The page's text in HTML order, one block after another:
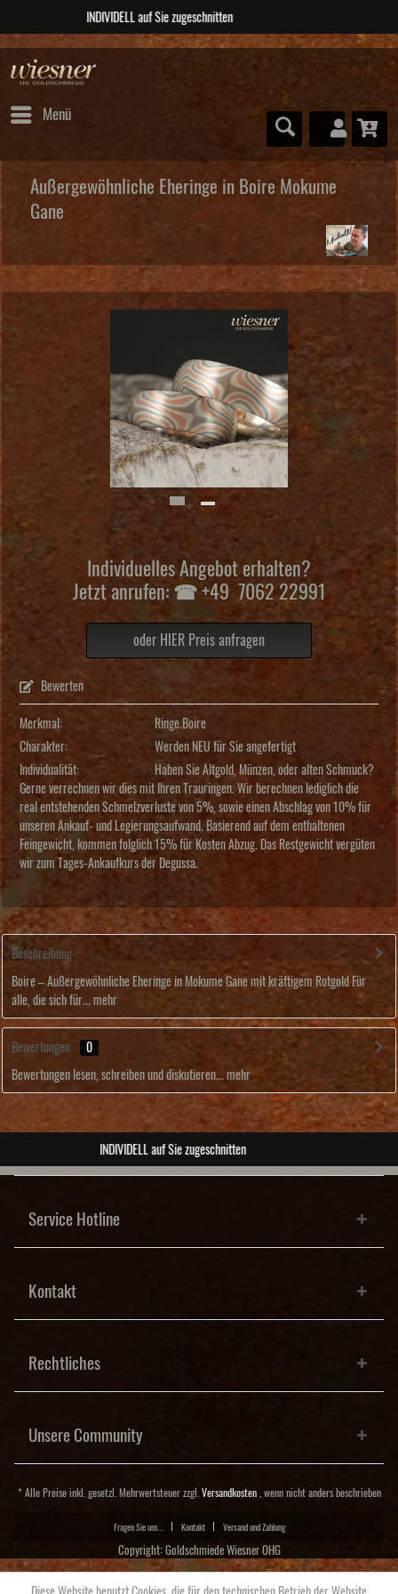
ABSOLUTE Unikate
Menü
Außergewöhnliche Eheringe in Boire Mokume
Gane
Individuelles Angebot erhalten?
Jetzt anrufen: ☎ +49 7062 22991
oder HIER Preis anfragen
Bewerten
Merkmal:
Ringe.Boire
Charakter:
Werden NEU für Sie angefertigt
Individualität:
Haben Sie Altgold, Münzen, oder alten Schmuck?
Gerne verrechnen wir dies mit Ihren Trauringen. Wir berechnen lediglich die
real entstehenden Schmelzverluste von 5%, sowie einen Abschlag von 10% für
unseren Ankauf- und Legierungsaufwand. Basierend auf dem enthaltenen
Feingewicht, kommen folglich 15% für Kosten Abzug. Das Restgewicht vergüten
wir zum Tages-Ankaufkurs der Degussa.
Beschreibung
Boire – Außergewöhnliche Eheringe in Mokume Gane mit kräftigem Rotgold Für
alle, die sich für... mehr
Bewertungen 0
Bewertungen lesen, schreiben und diskutieren... mehr
ABSOLUTE Unikate
Service Hotline
Kontakt
Rechtliches
Unsere Community
* Alle Preise inkl. gesetzl. Mehrwertsteuer zzgl. Versandkosten, wenn nicht anders beschrieben
Fragen Sie uns... Kontakt Versand und Zahlung
Copyright: Goldschmiede Wiesner OHG